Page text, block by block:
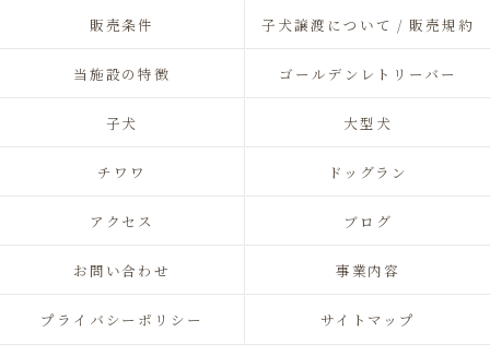
販売条件 子犬譲渡について / 販売規約
当施設の特徴 ゴールデンレトリーバー
子犬 大型犬
チワワ ドッグラン
アクセス ブログ
お問い合わせ 事業内容
プライバシーポリシー サイトマップ